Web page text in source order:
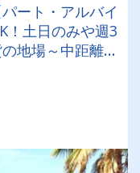
ート・アルバイ
！土日のみや週3
地場～中距離配